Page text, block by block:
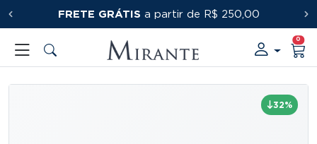
PRIMEIRACOMPRA
FRETE GRÁTIS a partir de R$ 250,00
0
32%